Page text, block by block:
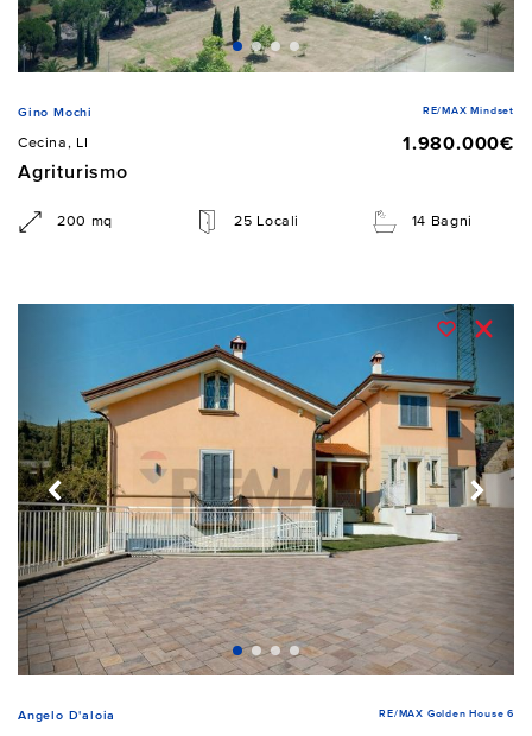
Gino Mochi RE/MAX Mindset
Cecina, LI
1.980.000€
Agriturismo
200 mq 25 Locali 14 Bagni
Angelo D'aloia RE/MAX Golden House 6